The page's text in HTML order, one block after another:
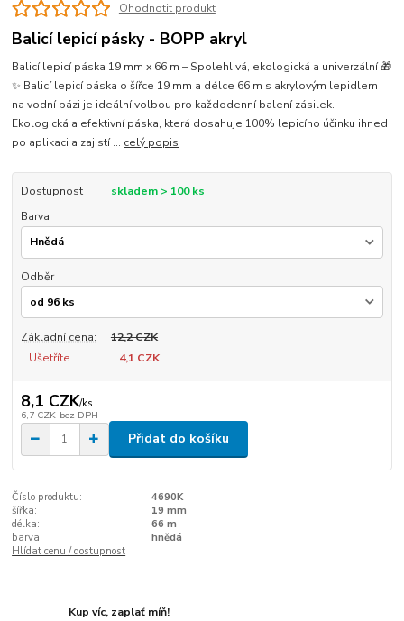
Ohodnotit produkt
Balicí lepicí pásky - BOPP akryl
Balicí lepicí páska 19 mm x 66 m – Spolehlivá, ekologická a univerzální 🎁
✨ Balicí lepicí páska o šířce 19 mm a délce 66 m s akrylovým lepidlem
na vodní bázi je ideální volbou pro každodenní balení zásilek.
Ekologická a efektivní páska, která dosahuje 100% lepicího účinku ihned
po aplikaci a zajistí ... celý popis
Dostupnost
skladem > 100 ks
Barva
Odběr
Základní cena:
12,2 CZK
Ušetříte
4,1 CZK
8,1 CZK/ks
6,7 CZK bez DPH
Přidat do košíku
Číslo produktu:
4690K
šířka:
19 mm
délka:
66 m
barva:
hnědá
Hlídat cenu / dostupnost
Kup víc, zaplať míň!